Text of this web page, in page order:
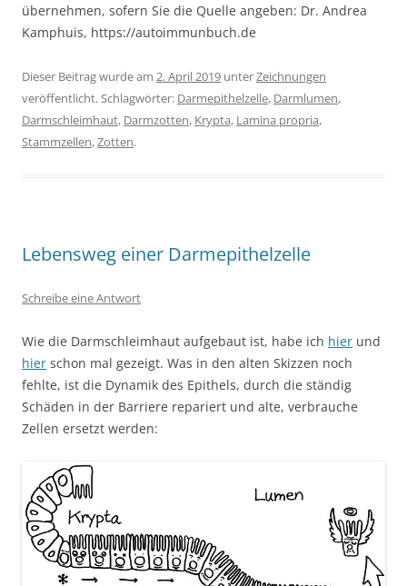
übernehmen, sofern Sie die Quelle angeben: Dr. Andrea
Kamphuis, https://autoimmunbuch.de
Dieser Beitrag wurde am 2. April 2019 unterZeichnungen
veröffentlicht. Schlagwörter: Darmepithelzelle, Darmlumen,
Darmschleimhaut, Darmzotten, Krypta, Lamina propria,
Stammzellen,Zotten.
Lebensweg einer Darmepithelzelle
Schreibe eine Antwort
Wie die Darmschleimhaut aufgebaut ist, habe ich hier und
hier schon mal gezeigt. Was in den alten Skizzen noch
fehlte, ist die Dynamik des Epithels, durch die ständig
Schäden in der Barriere repariert und alte, verbrauche
Zellen ersetzt werden: